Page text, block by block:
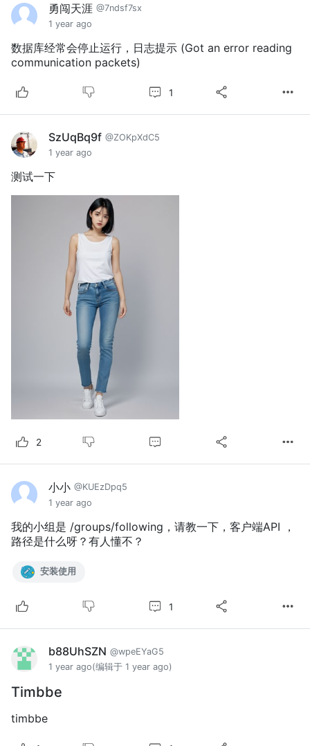
勇闯天涯 @7ndsf7sx
1 year ago
数据库经常会停止运行，日志提示 (Got an error reading
communication packets)
1
SzUqBq9f @ZOKpXdC5
1 year ago
测试一下
2
小小 @KUEzDpq5
1 year ago
我的小组是 /groups/following，请教一下，客户端API ，
路径是什么呀？有人懂不？
安装使用
1
b88UhSZN @wpeEYaG5
1 year ago(编辑于 1 year ago)
Timbbe
timbbe